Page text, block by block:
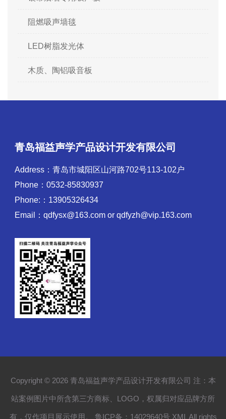
阻燃吸声墙毯
LED树脂发光体
木质、陶铝吸音板
青岛福益声学产品设计开发有限公司
Address：青岛市城阳区山河路702号113-102户
Phone：0532-85830937
Phone:：13905326434
Email：qdfysx@163.com or qdfyzh@vip.163.com
Copyright © 2026 青岛福益声学产品设计开发有限公司 注：本
站案例图片中所含第三方商标、LOGO，权属归对应品牌方所
有，仅作项目展示使用。 鲁ICP备：14029640号 XML All rights